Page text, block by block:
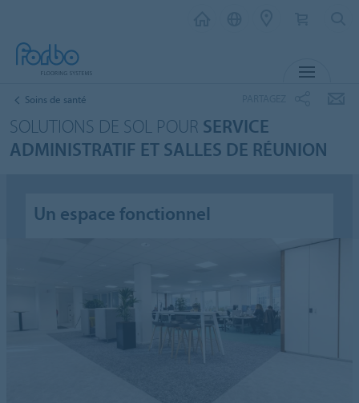
Soins de santé
SOLUTIONS DE SOL POUR SERVICE
ADMINISTRATIF ET SALLES DE RÉUNION
Un espace fonctionnel